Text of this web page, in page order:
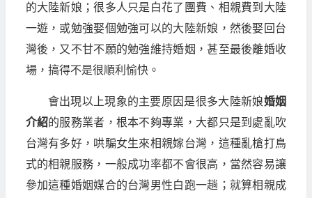
的大陸新娘；很多人只是白花了團費、相親費到大陸
一遊，或勉強娶個勉強可以的大陸新娘，然後娶回台
灣後，又不甘不願的勉強維持婚姻，甚至最後離婚收
場，搞得不是很順利愉快。
會出現以上現象的主要原因是很多大陸新娘婚姻
介紹的服務業者，根本不夠專業，大都只是到處亂吹
台灣有多好，哄騙女生來相親嫁台灣，這種亂槍打鳥
式的相親服務，一般成功率都不會很高，當然容易讓
參加這種婚姻媒合的台灣男性白跑一趟；就算相親成